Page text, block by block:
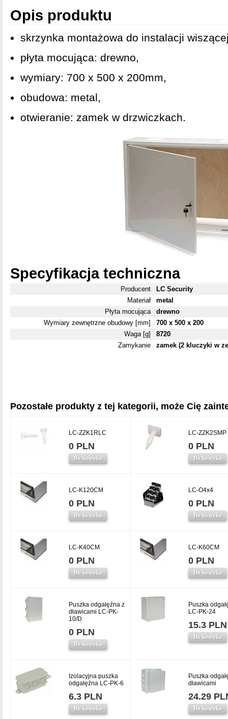
Opis produktu
skrzynka montażowa do instalacji
płyta mocująca: drewno,
wymiary: 700 x 500 x 200mm,
obudowa: metal,
otwieranie: zamek w drzwiczkach.
Specyfikacja techniczna
Producent
LC Security
Materiał
metal
Płyta mocująca
drewno
Wymiary zewnętrzne obudowy [mm]
700 x 500 x 200
Waga [g]
8720
Zamykanie
zamek (2 kluczyki w
Pozostałe produkty z tej kategorii, może Cię
LC-ZZK1RLC
0 PLN
Do koszyka
LC-ZZK2SMP
0 PLN
Do koszyka
LC-K120CM
0 PLN
Do koszyka
LC-O4x4
0 PLN
Do koszyka
LC-K40CM
0 PLN
Do koszyka
LC-K60CM
0 PLN
Do koszyka
Puszka odgałęźna z
dławicami LC-PK-
10/D
0 PLN
Do koszyka
Puszka
LC-PK-24
15.3 PLN
Do koszyka
Izolacyjna puszka
odgałęźna LC-PK-6
6.3 PLN
Do koszyka
Puszka
dławicami
24.29
Do koszyka